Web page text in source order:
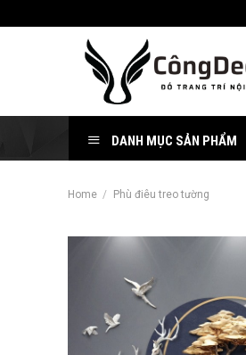
DANH MỤC SẢN PHẨM
Home / Phù điêu treo tường